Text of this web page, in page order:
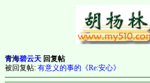
青海碧云天 回复帖
被回复帖: 有意义的事的《Re:安心》